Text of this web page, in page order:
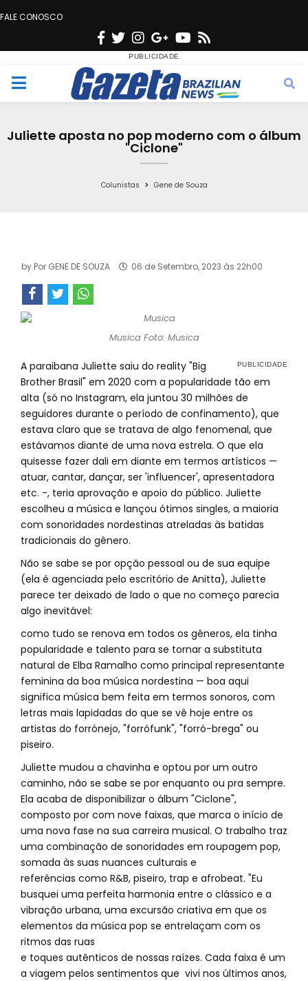
FALE CONOSCO
F
c
e
o
k
T
w
i
t
e
n
s
t
g
r
a
G
o
o
g
e
Y
u
t
b
s
M
Juliette aposta no pop moderno com o álbum
"Ciclone"
Colunistas Gene de Souza
by Por GENE DE SOUZA 06 de Setembro, 2023 às 22h00
Musica Foto: Musica
A paraibana Juliette saiu do reality "Big
Brother Brasil" em 2020 com a popularidade tão em
alta (só no Instagram, ela juntou 30 milhões de
seguidores durante o período de confinamento), que
estava claro que se tratava de algo fenomenal, que
estávamos diante de uma nova estrela. O que ela
quisesse fazer dali em diante em termos artísticos —
atuar, cantar, dançar, ser 'influencer', apresentadora
etc. -, teria aprovação e apoio do público. Juliette
escolheu a música e lançou ótimos singles, a maioria
com sonoridades nordestinas atreladas às batidas
tradicionais do gênero.
Não se sabe se por opção pessoal ou de sua equipe
(ela é agenciada pelo escritório de Anitta), Juliette
parece ter deixado de lado o que no começo parecia
algo inevitável:
como tudo se renova em todos os gêneros, ela tinha
popularidade e talento para se tornar a substituta
natural de Elba Ramalho como principal representante
feminina da boa música nordestina — boa aqui
significa música bem feita em termos sonoros, com
letras mais lapidadas do que se vê hoje entre os
artistas do forrónejo, "forrófunk", "forró-brega" ou
piseiro.
Juliette mudou a chavinha e optou por um outro
caminho, não se sabe se por enquanto ou pra sempre.
Ela acaba de disponibilizar o álbum "Ciclone",
composto por com nove faixas, que marca o início de
uma nova fase na sua carreira musical. O trabalho traz
uma combinação de sonoridades em roupagem pop,
somada às suas nuances culturais e
referências como R&B, piseiro, trap e afrobeat. "Eu
busquei uma perfeita harmonia entre o clássico e a
vibração urbana, uma excursão criativa em que os
elementos da música pop se entrelaçam com os
ritmos das ruas
e toques autênticos de nossas raízes. Cada faixa é um
a viagem pelos sentimentos que vivi nos últimos anos,